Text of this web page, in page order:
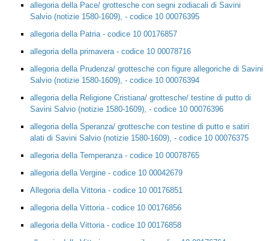
allegoria della Pace/ grottesche con segni zodiacali di Savini
Salvio (notizie 1580-1609), - codice 10 00076395
allegoria della Patria - codice 10 00176857
allegoria della primavera - codice 10 00078716
allegoria della Prudenza/ grottesche con figure allegoriche di Savini
Salvio (notizie 1580-1609), - codice 10 00076394
allegoria della Religione Cristiana/ grottesche/ testine di putto di
Savini Salvio (notizie 1580-1609), - codice 10 00076396
allegoria della Speranza/ grottesche con testine di putto e satiri
alati di Savini Salvio (notizie 1580-1609), - codice 10 00076375
allegoria della Temperanza - codice 10 00078765
allegoria della Vergine - codice 10 00042679
Allegoria della Vittoria - codice 10 00176851
allegoria della Vittoria - codice 10 00176856
allegoria della Vittoria - codice 10 00176858